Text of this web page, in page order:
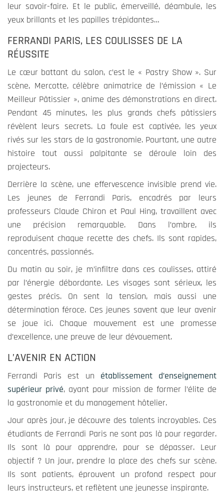
leur savoir-faire. Et le public, émerveillé, déambule, les
yeux brillants et les papilles trépidantes…
FERRANDI PARIS, LES COULISSES DE LA
RÉUSSITE
Le cœur battant du salon, c’est le « Pastry Show ». Sur
scène, Mercotte, célèbre animatrice de l’émission « Le
Meilleur Pâtissier », anime des démonstrations en direct.
Pendant 45 minutes, les plus grands chefs pâtissiers
révèlent leurs secrets. La foule est captivée, les yeux
rivés sur les stars de la gastronomie. Pourtant, une autre
histoire tout aussi palpitante se déroule loin des
projecteurs.
Derrière la scène, une effervescence invisible prend vie.
Les jeunes de Ferrandi Paris, encadrés par leurs
professeurs Claude Chiron et Paul Hing, travaillent avec
une précision remarquable. Dans l’ombre, ils
reproduisent chaque recette des chefs. Ils sont rapides,
concentrés, passionnés.
Du matin au soir, je m’infiltre dans ces coulisses, attiré
par l’énergie débordante. Les visages sont sérieux, les
gestes précis. On sent la tension, mais aussi une
détermination féroce. Ces jeunes savent que leur avenir
se joue ici. Chaque mouvement est une promesse
d’excellence, une preuve de leur dévouement.
L’AVENIR EN ACTION
Ferrandi Paris est un établissement d’enseignement
supérieur privé, ayant pour mission de former l’élite de
la gastronomie et du management hôtelier.
Jour après jour, je découvre des talents incroyables. Ces
étudiants de Ferrandi Paris ne sont pas là pour regarder.
Ils sont là pour apprendre, pour se dépasser. Leur
objectif ? Un jour, prendre la place des chefs sur scène.
Ils sont patients, éprouvent un profond respect pour
leurs instructeurs, et reflètent une jeunesse inspirante.
site
Expérience
permettent
une meilleure
expérience
durant votre
visite sur
notre site. Si
vous les
certains
ne seront plus
disponible.